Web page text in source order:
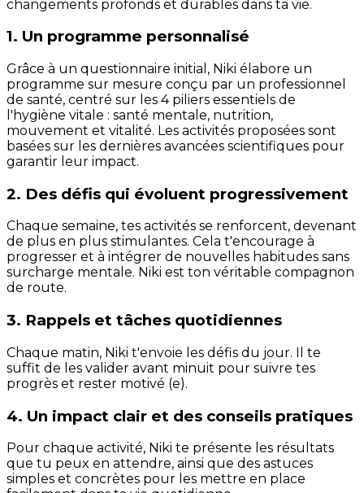
changements profonds et durables dans ta vie.
1. Un programme personnalisé
Grâce à un questionnaire initial, Niki élabore un
programme sur mesure conçu par un professionnel
de santé, centré sur les 4 piliers essentiels de
l'hygiène vitale : santé mentale, nutrition,
mouvement et vitalité. Les activités proposées sont
basées sur les dernières avancées scientifiques pour
garantir leur impact.
2. Des défis qui évoluent progressivement
Chaque semaine, tes activités se renforcent, devenant
de plus en plus stimulantes. Cela t'encourage à
progresser et à intégrer de nouvelles habitudes sans
surcharge mentale. Niki est ton véritable compagnon
de route.
3. Rappels et tâches quotidiennes
Chaque matin, Niki t'envoie les défis du jour. Il te
suffit de les valider avant minuit pour suivre tes
progrès et rester motivé (e).
4. Un impact clair et des conseils pratiques
Pour chaque activité, Niki te présente les résultats
que tu peux en attendre, ainsi que des astuces
simples et concrètes pour les mettre en place